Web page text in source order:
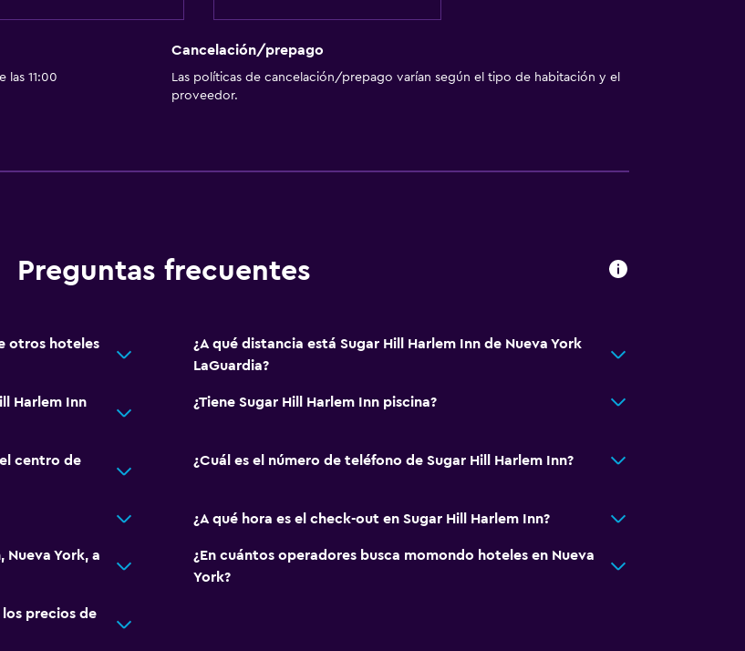
las 11:00
Cancelación/prepago
Las políticas de cancelación/prepago varían según el tipo de habitación y el
proveedor.
Preguntas frecuentes
otros hoteles
¿A qué distancia está Sugar Hill Harlem Inn de Nueva York
LaGuardia?
Harlem Inn
¿Tiene Sugar Hill Harlem Inn piscina?
centro de
¿Cuál es el número de teléfono de Sugar Hill Harlem Inn?
¿A qué hora es el check-out en Sugar Hill Harlem Inn?
Nueva York, a
¿En cuántos operadores busca momondo hoteles en Nueva
York?
precios de